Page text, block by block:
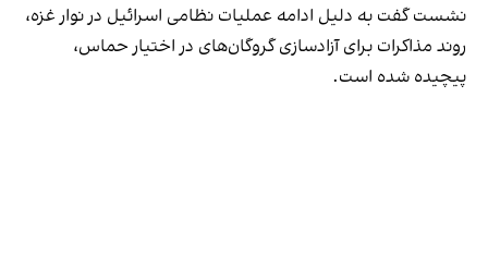
نشست گفت به دلیل ادامه عملیات نظامی اسرائیل در نوار غزه،
روند مذاکرات برای آزادسازی گروگان‌های در اختیار حماس،
پیچیده شده است.